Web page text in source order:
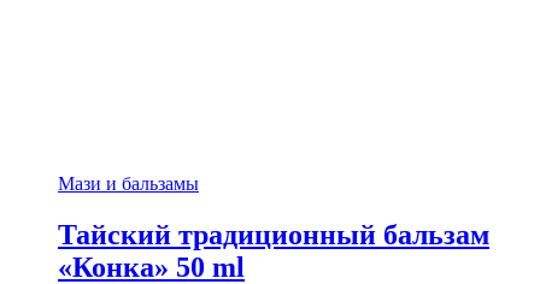
Мази и бальзамы
Тайский традиционный бальзам
«Конка» 50 ml